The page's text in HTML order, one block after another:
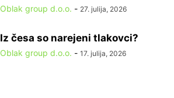
Oblak group d.o.o. - 27. julija, 2026
Iz česa so narejeni tlakovci?
Oblak group d.o.o. - 17. julija, 2026